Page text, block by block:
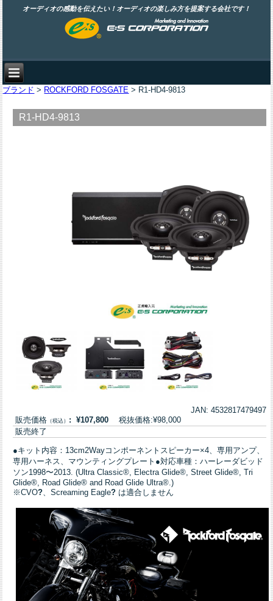
オーディオの感動を伝えたい！オーディオの楽しみ方を提案する会社です！
ブランド > ROCKFORD FOSGATE > R1-HD4-9813
R1-HD4-9813
JAN: 4532817479497
販売価格 （税込） : ¥107,800 税抜価格:¥98,000
販売終了
●キット内容：13cm2Wayコンポーネントスピーカー×4、専用アンプ、
専用ハーネス、マウンティングプレート●対応車種：ハーレーダビッド
ソン1998〜2013. (Ultra Classic®, Electra Glide®, Street Glide®, Tri
Glide®, Road Glide® and Road Glide Ultra®.)
※CVO?、Screaming Eagle? は適合しません